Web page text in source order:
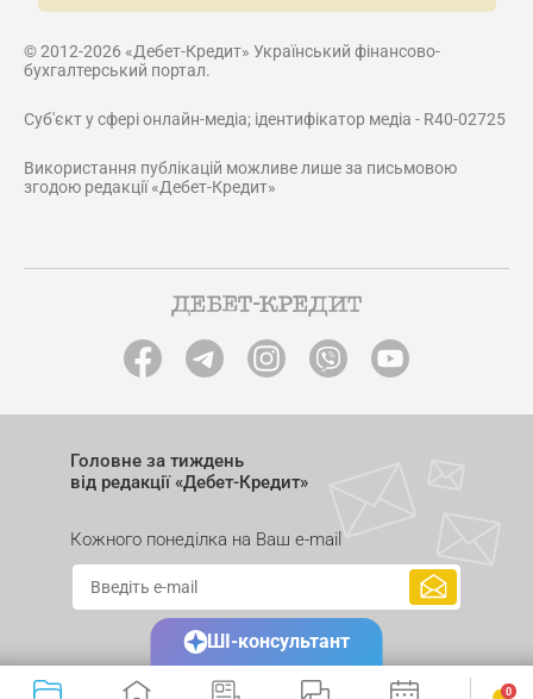
© 2012-2026 «Дебет-Кредит» Український фінансово-
бухгалтерський портал.
Суб'єкт у сфері онлайн-медіа; ідентифікатор медіа - R40-02725
Використання публікацій можливе лише за письмовою
згодою редакції «Дебет-Кредит»
Головне за тиждень
від редакції «Дебет-Кредит»
Кожного понеділка на Ваш e-mail
0
ШІ-консультант